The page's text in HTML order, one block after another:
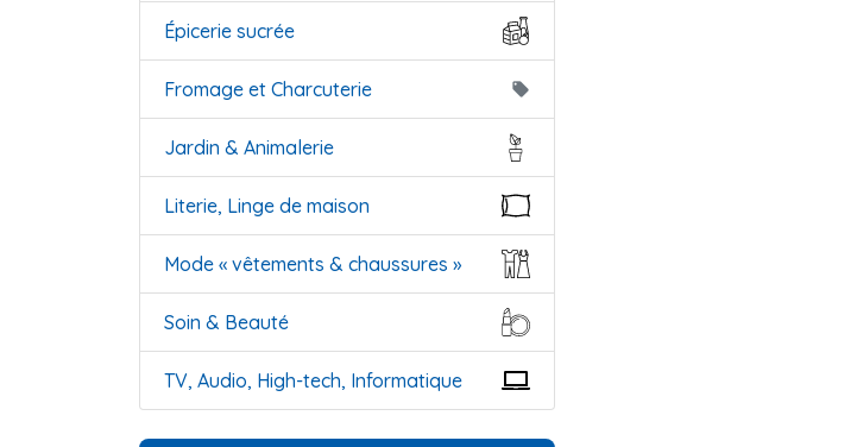
Épicerie sucrée
Fromage et Charcuterie local_offer
Jardin & Animalerie
Literie, Linge de maison
Mode « vêtements & chaussures »
Soin & Beauté
TV, Audio, High-tech, Informatique